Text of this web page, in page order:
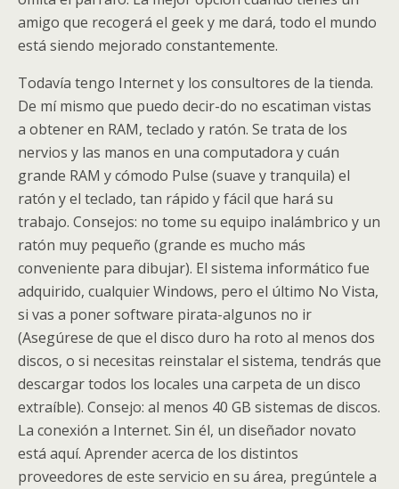
amigo que recogerá el geek y me dará, todo el mundo
está siendo mejorado constantemente.
Todavía tengo Internet y los consultores de la tienda.
De mí mismo que puedo decir-do no escatiman vistas
a obtener en RAM, teclado y ratón. Se trata de los
nervios y las manos en una computadora y cuán
grande RAM y cómodo Pulse (suave y tranquila) el
ratón y el teclado, tan rápido y fácil que hará su
trabajo. Consejos: no tome su equipo inalámbrico y un
ratón muy pequeño (grande es mucho más
conveniente para dibujar). El sistema informático fue
adquirido, cualquier Windows, pero el último No Vista,
si vas a poner software pirata-algunos no ir
(Asegúrese de que el disco duro ha roto al menos dos
discos, o si necesitas reinstalar el sistema, tendrás que
descargar todos los locales una carpeta de un disco
extraíble). Consejo: al menos 40 GB sistemas de discos.
La conexión a Internet. Sin él, un diseñador novato
está aquí. Aprender acerca de los distintos
proveedores de este servicio en su área, pregúntele a